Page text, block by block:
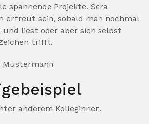
spannende Projekte. Sera
erfreut sein, sobald man nochmal
und liest oder aber sich selbst
trifft.
Mustermann
anderem Kolleginnen,